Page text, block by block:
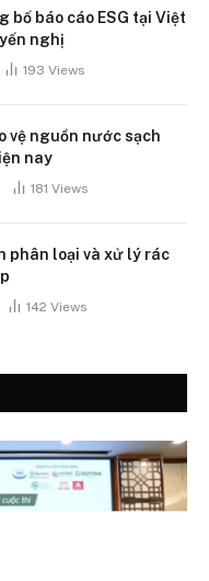
bố báo cáo ESG tại Việt
nghị
193 Views
vệ nguồn nước sạch
nay
181 Views
phân loại và xử lý rác
142 Views